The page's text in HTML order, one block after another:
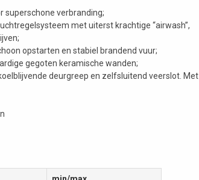
superschone verbranding;
met uiterst krachtige “airwash”,
opstarten en stabiel brandend vuur;
gegoten keramische wanden;
deurgreep en zelfsluitend veerslot. Met